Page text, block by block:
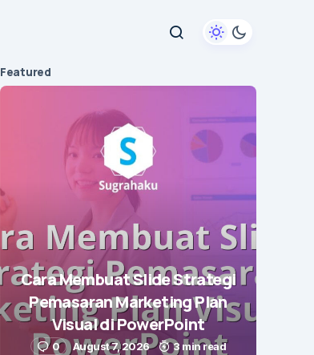
Featured
Cara Membuat Slide Strategi
Pemasaran Marketing Plan
Visual di PowerPoint
0 August 7, 2026 3 min read